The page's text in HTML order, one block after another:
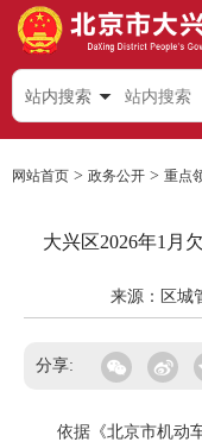
站内搜索
网站首页 > 政务公开 > 重点
大兴区2026年1月
来源：区城
分享:
依据《北京市机动车